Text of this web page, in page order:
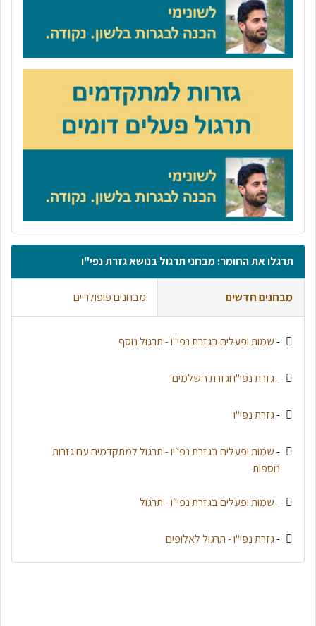
תרגלו את החומר: מבחני תרגול בנושא גזרת נפי"ו
מבחנים חדשים מבחנים פופולריים
-שמות ופעלים בגזרת נפי"ו - תרגול נוסף
-גזרת נפי"ו וגזרת השלמים
-גזרת נפי"ו
-שמות ופעלים בגזרת נפ״יו - תרגול למתקדמים עם גזרות
נוספות
-שמות ופעלים בגזרת נפי״ו - תרגול
-גזרת נפי"ו - תרגול לאלופים